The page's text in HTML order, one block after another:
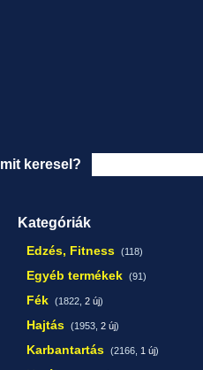
mit keresel?
Kategóriák
Edzés, Fitness (118)
Egyéb termékek (91)
Fék (1822, 2 új)
Hajtás (1953, 2 új)
Karbantartás (2166, 1 új)